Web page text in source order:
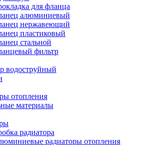
для фланца
алюминиевый
нержавеющий
пластиковый
стальной
фильтр
водоструйный
отопления
материалы
радиатора
радиаторы отопления